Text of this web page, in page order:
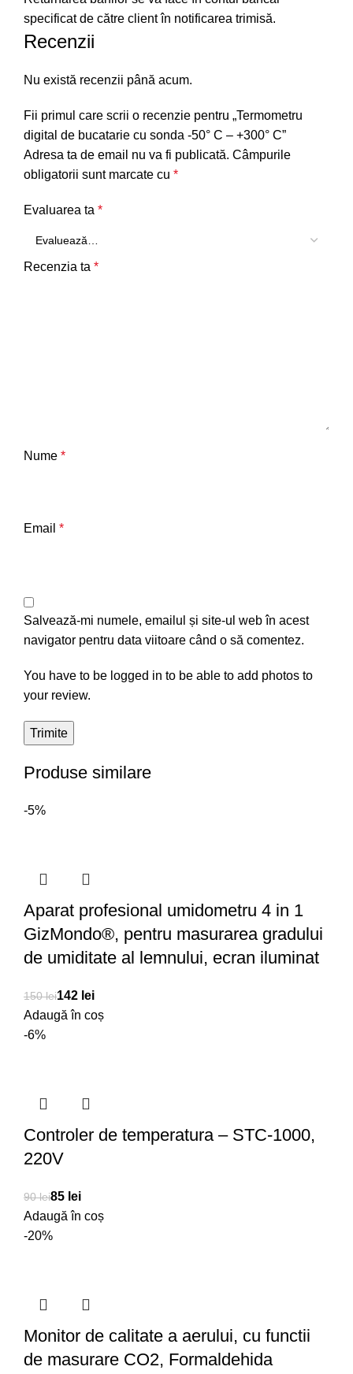
specificat de către client în notificarea trimisă.
Recenzii
Nu există recenzii până acum.
Fii primul care scrii o recenzie pentru „Termometru
digital de bucatarie cu sonda -50° C – +300° C”
Adresa ta de email nu va fi publicată. Câmpurile
obligatorii sunt marcate cu *
Evaluarea ta *
Recenzia ta *
Nume *
Email *
Salvează-mi numele, emailul și site-ul web în acest
navigator pentru data viitoare când o să comentez.
You have to be logged in to be able to add photos to
your review.
Produse similare
-5%
Aparat profesional umidometru 4 in 1
GizMondo®, pentru masurarea gradului
de umiditate al lemnului, ecran iluminat
150lei142 lei
Adaugă în coș
-6%
Controler de temperatura – STC-1000,
220V
90lei85 lei
Adaugă în coș
-20%
Monitor de calitate a aerului, cu functii
de masurare CO2, Formaldehida